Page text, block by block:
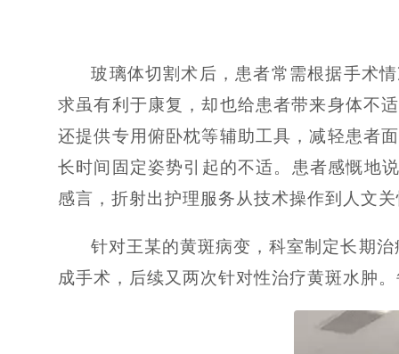
玻璃体切割术后，患者常需根据手术
求虽有利于康复，却也给患者带来身体不
还提供专用俯卧枕等辅助工具，减轻患者
长时间固定姿势引起的不适。患者感慨地
感言，折射出护理服务从技术操作到人文
针对王某的黄斑病变，科室制定长期
成手术，后续又两次针对性治疗黄斑水肿